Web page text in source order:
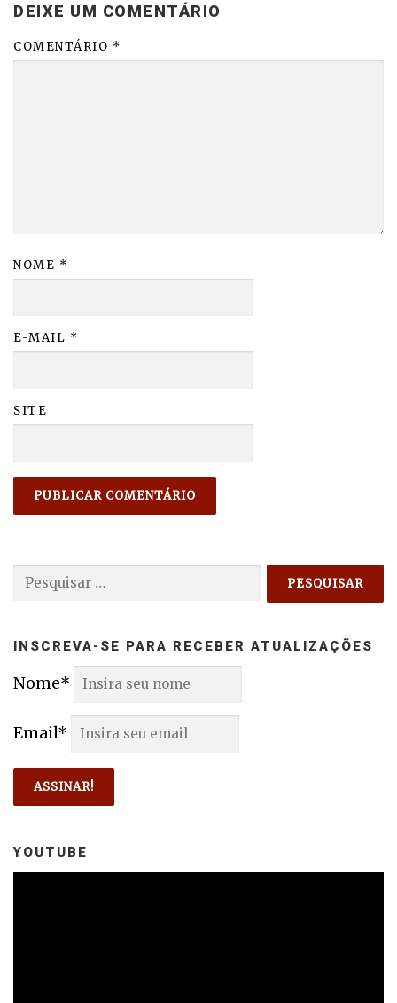
DEIXE UM COMENTÁRIO
COMENTÁRIO *
NOME *
E-MAIL *
SITE
Pesquisar
INSCREVA-SE PARA RECEBER ATUALIZAÇÕES
Nome*
Email*
YOUTUBE